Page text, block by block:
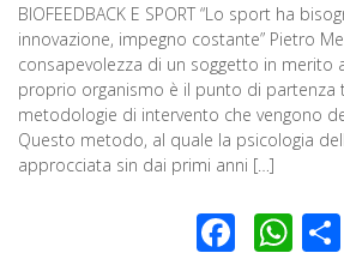
BIOFEEDBACK E SPORT “Lo sport ha
innovazione, impegno costante” Pietro
consapevolezza di un soggetto in merito
proprio organismo è il punto di partenza
metodologie di intervento che vengono
Questo metodo, al quale la psicologia
approcciata sin dai primi anni […]